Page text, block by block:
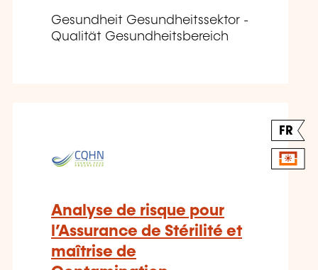
Gesundheit Gesundheitssektor -
Qualität Gesundheitsbereich
FR
Analyse de risque pour
l’Assurance de Stérilité et
maîtrise de